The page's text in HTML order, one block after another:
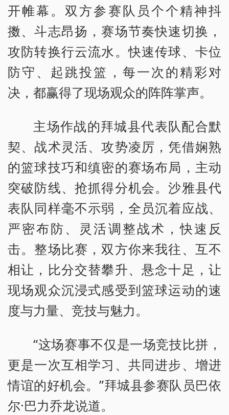
开帷幕。双方参赛队员个个精神抖
擞、斗志昂扬，赛场节奏快速切换，
攻防转换行云流水。快速传球、卡位
防守、起跳投篮，每一次的精彩对
决，都赢得了现场观众的阵阵掌声。
主场作战的拜城县代表队配合默
契、战术灵活、攻势凌厉，凭借娴熟
的篮球技巧和缜密的赛场布局，主动
突破防线、抢抓得分机会。沙雅县代
表队同样毫不示弱，全员沉着应战、
严密布防、灵活调整战术，快速反
击。整场比赛，双方你来我往、互不
相让，比分交替攀升、悬念十足，让
现场观众沉浸式感受到篮球运动的速
度与力量、竞技与魅力。
“这场赛事不仅是一场竞技比拼，
更是一次互相学习、共同进步、增进
情谊的好机会。”拜城县参赛队员巴依
尔·巴力乔龙说道。